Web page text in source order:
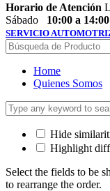
Horario de Atención
Sábado 10:00 a 14:00
SERVICIO
Home
Quienes Somos
Hide
Highlight
Select the fields to be
to rearrange the order.